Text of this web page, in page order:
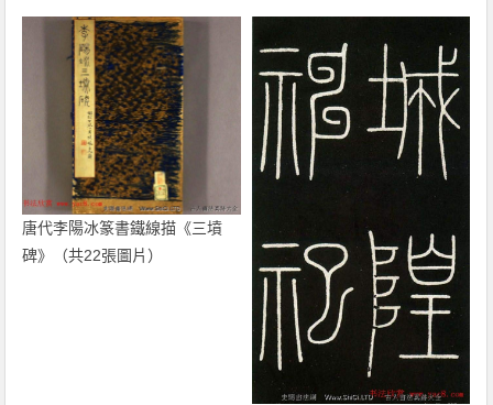
唐代李陽冰篆書鐵線描《三墳
碑》（共22張圖片）